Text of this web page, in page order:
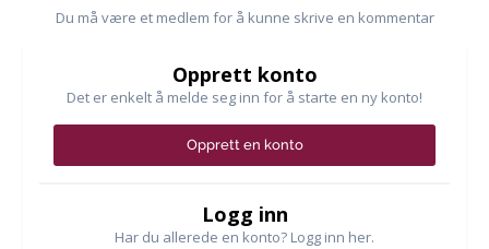
Du må være et medlem for å kunne skrive en kommentar
Opprett konto
Det er enkelt å melde seg inn for å starte en ny konto!
Opprett en konto
Logg inn
Har du allerede en konto? Logg inn her.